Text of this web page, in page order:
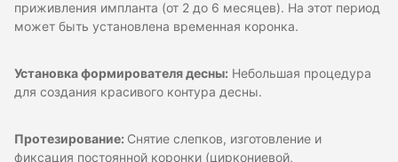
приживления импланта (от 2 до 6 месяцев). На этот период
может быть установлена временная коронка.
Установка формирователя десны: Небольшая процедура
для создания красивого контура десны.
Протезирование: Снятие слепков, изготовление и
фиксация постоянной коронки (циркониевой,